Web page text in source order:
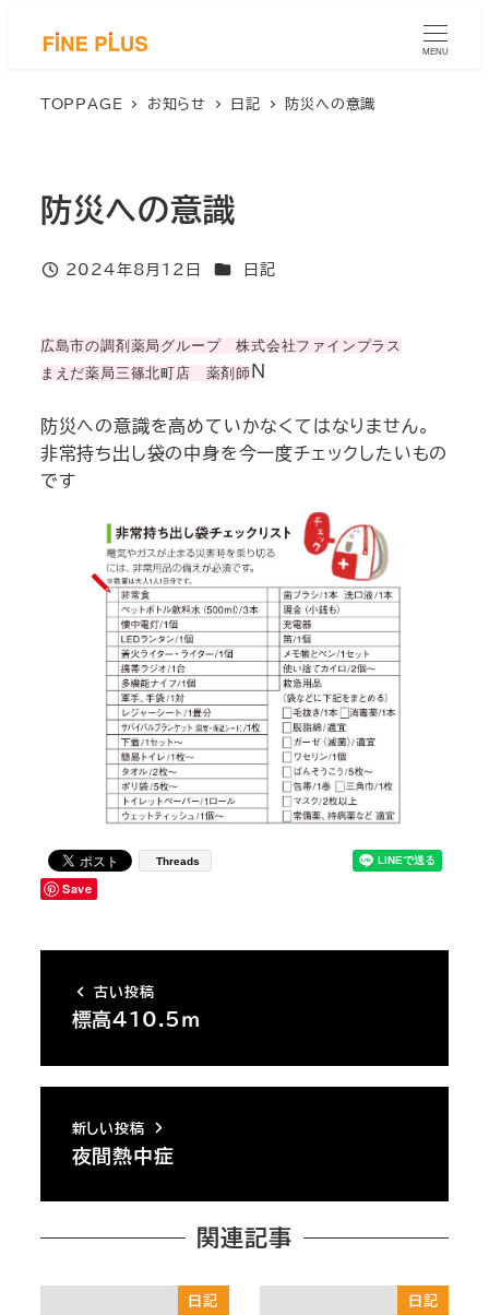
MENU
TOPPAGE お知らせ 日記 防災への意識
防災への意識
投稿日
2024年8月12日 カテゴリー
日記
広島市の調剤薬局グループ 株式会社ファインプラス
まえだ薬局三篠北町店 薬剤師 N
防災への意識を高めていかなくてはなりません。
非常持ち出し袋の中身を今一度チェックしたいもの
です
Threads
Save
古い投稿
標高410.5ｍ
新しい投稿
夜間熱中症
関連記事
日記 日記